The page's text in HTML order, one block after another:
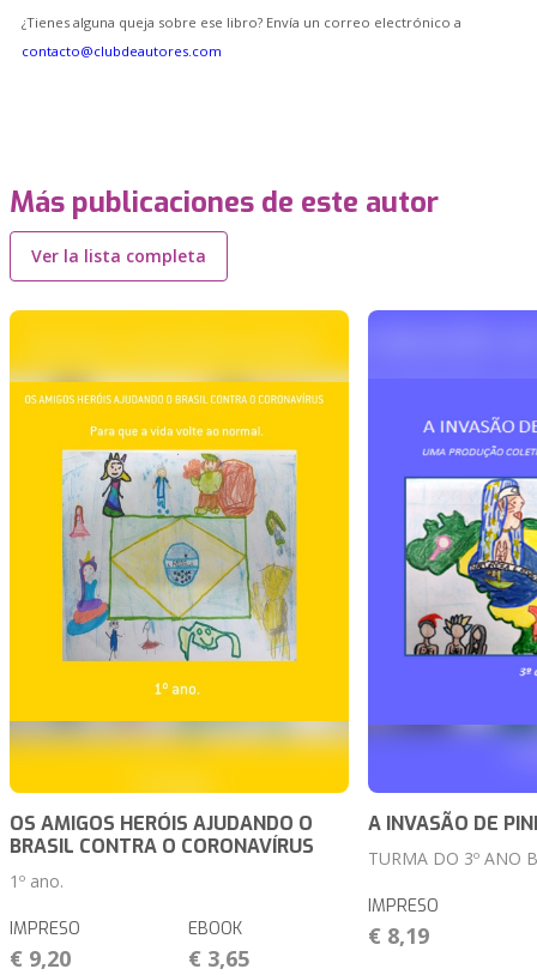
¿Tienes alguna queja sobre ese libro? Envía un correo electrónico a
contacto@clubdeautores.com
Más publicaciones de este autor
Ver la lista completa
OS AMIGOS HERÓIS AJUDANDO O
BRASIL CONTRA O CORONAVÍRUS
1º ano.
IMPRESO
€ 9,20
EBOOK
€ 3,65
A INVASÃO DE
TURMA DO 3º ANO B
IMPRESO
€ 8,19